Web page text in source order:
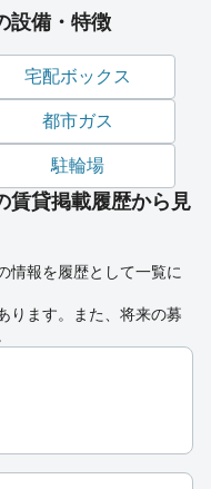
設備・特徴
宅配ボックス
都市ガス
駐輪場
賃貸掲載履歴から見
情報を履歴として一覧に
ります。また、将来の募